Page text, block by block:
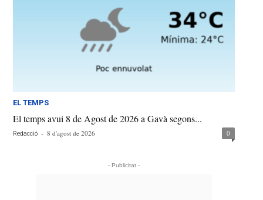
EL TEMPS
El temps avui 8 de Agost de 2026 a Gavà segons...
Redacció - 8 d'agost de 2026 0
- Publicitat -